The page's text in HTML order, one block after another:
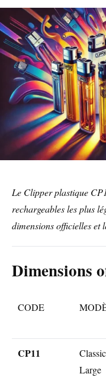
Le Clipper plastique
rechargeables les plus
dimensions officielles et
Dimensions
CODE
CP11
Classic
Large